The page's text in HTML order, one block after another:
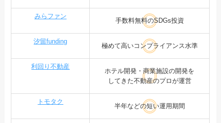
みらファン
手数料無料のSDGs投資
汐留funding
極めて高いコンプライアンス水準
利回り不動産
ホテル開発・商業施設の開発を
してきた不動産のプロが運営
トモタク
半年などの短い運用期間